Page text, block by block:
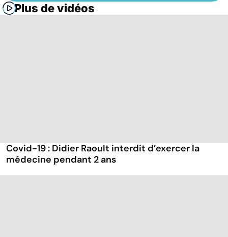
Plus de vidéos
Covid-19 : Didier Raoult interdit d’exercer la
médecine pendant 2 ans